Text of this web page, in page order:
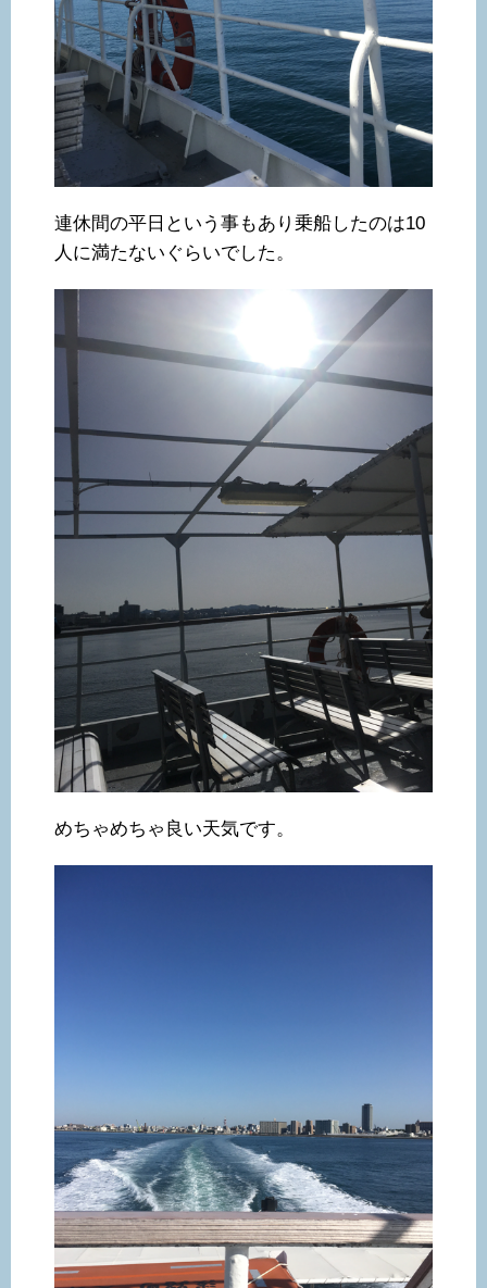
連休間の平日という事もあり乗船したのは10
人に満たないぐらいでした。
めちゃめちゃ良い天気です。